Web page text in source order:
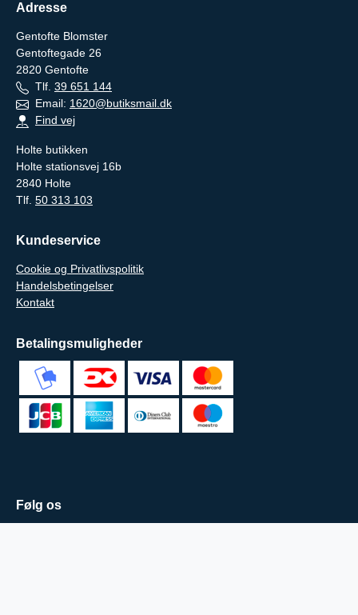
Adresse
Gentofte Blomster
Gentoftegade 26
2820 Gentofte
Tlf. 39 651 144
Email: 1620@butiksmail.dk
Find vej
Holte butikken
Holte stationsvej 16b
2840 Holte
Tlf. 50 313 103
Kundeservice
Cookie og Privatlivspolitik
Handelsbetingelser
Kontakt
Betalingsmuligheder
Følg os